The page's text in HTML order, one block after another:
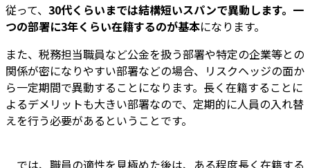
従って、 30代くらいまでは結構短いスパンで異動します。一
つの部署に3年くらい在籍するのが基本になります。
また、税務担当職員など公金を扱う部署や特定の企業等との
関係が密になりやすい部署などの場合、リスクヘッジの面か
ら一定期間で異動することになります。長く在籍することに
よるデメリットも大きい部署なので、定期的に人員の入れ替
えを行う必要があるということです。
―― では、職員の適性を見極めた後は、ある程度長く在籍する